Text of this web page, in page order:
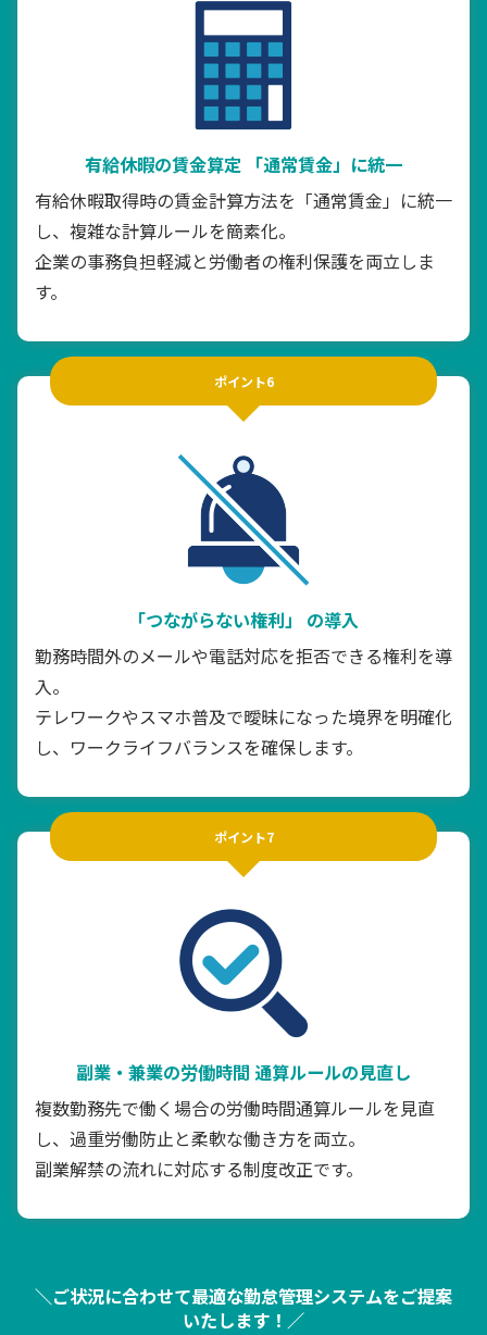
有給休暇の賃金算定 「通常賃金」に統一
有給休暇取得時の賃金計算方法を「通常賃金」に統一
し、複雑な計算ルールを簡素化。
企業の事務負担軽減と労働者の権利保護を両立しま
す。
ポイント6
「つながらない権利」
の導入
勤務時間外のメールや電話対応を拒否できる権利を導
入。
テレワークやスマホ普及で曖昧になった境界を明確化
し、ワークライフバランスを確保します。
ポイント7
副業・兼業の労働時間 通算ルールの見直し
複数勤務先で働く場合の労働時間通算ルールを見直
し、過重労働防止と柔軟な働き方を両立。
副業解禁の流れに対応する制度改正です。
＼ご状況に合わせて最適な勤怠管理システムをご提案
いたします！／